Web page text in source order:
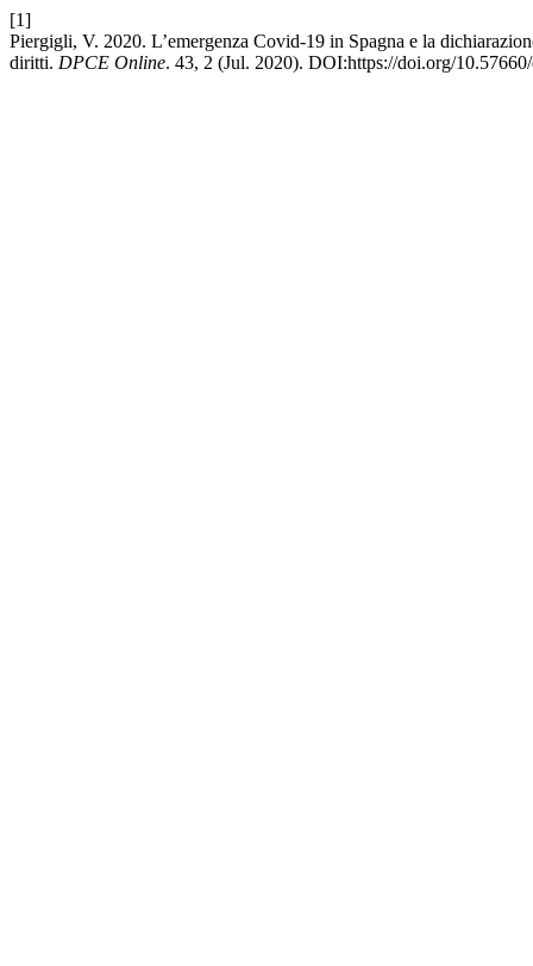
[1]
Piergigli, V. 2020. L’emergenza Covid-19 in Spagna e la
diritti. DPCE Online. 43, 2 (Jul. 2020). DOI:https://doi.org/